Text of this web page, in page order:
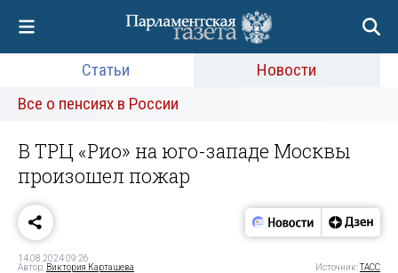
Статьи
Новости
Все о пенсиях в России
В ТРЦ «Рио» на юго-западе Москвы
произошел пожар
14.08.2024 09:26
Автор: Виктория Карташева Источник:ТАСС